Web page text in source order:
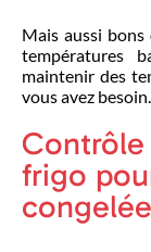
Mais aussi
températures
maintenir des
vous avez besoin.
frigo